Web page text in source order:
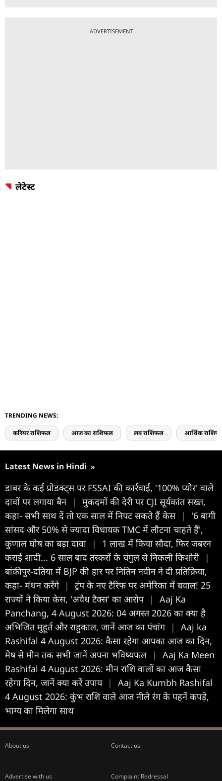
ADVERTISEMENT
लेटेस्ट
TRENDING NEWS:
करियर राशिफल आज का राशिफल लव राशिफल आर्थिक
Latest News in Hindi »
डाबर के कई प्रोडक्ट्स पर FSSAI की कार्रवाई, '100% प्योर' वाले
दावों पर लगाया बैन |
मुकदमों की देरी पर CJI सूर्यकांत सख्त,
कहा- सभी साथ दें तो एक साल में निपट सकते हैं केस |
'6 बागी
सांसद और 50% से ज्यादा विधायक TMC में लौटना चाहते हैं',
कुणाल घोष का बड़ा दावा
|
1 लाख में किया सौदा, फिर जबरन
कराई शादी... 6 साल बाद तस्करों के चंगुल से निकली किशोरी
|
बांकीपुर-दतिया में BJP की हार पर नितिन नवीन ने दी प्रतिक्रिया,
कहा- मंथन करेंगे |
ट्रंप के नए टैरिफ पर अमेरिका में बवाल! 25
राज्यों ने किया केस, 'अवैध टैक्स' का आरोप |
Aaj Ka
Panchang, 4 August 2026: 04 अगस्त 2026 का क्या है
अभिजित मुहूर्त और राहुकाल, जानें आज का पंचांग |
Aaj ka
Rashifal 4 August 2026: कैसा रहेगा आपका आज का द‍िन,
मेष से मीन तक सभी जानें अपना भविष्यफल |
Aaj Ka Meen
Rashifal 4 August 2026: मीन राशि वालों का आज कैसा
रहेगा दिन, जानें क्या करें उपाय |
Aaj Ka Kumbh Rashifal
4 August 2026: कुंभ राशि वाले आज नीले रंग के पहनें कपड़े,
भाग्य का मिलेगा साथ
About us Contact us
Advertise with us Complaint Redressal